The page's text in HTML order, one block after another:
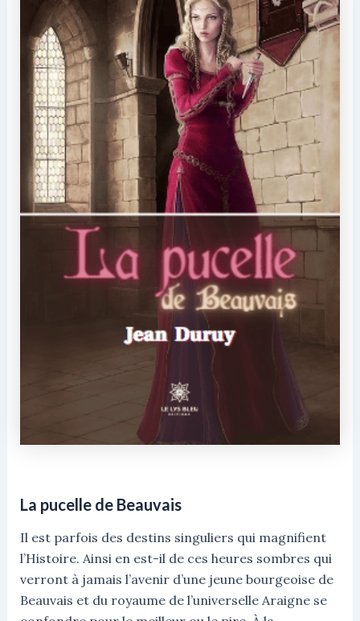
La pucelle de Beauvais
Il est parfois des destins singuliers qui magnifient
l’Histoire. Ainsi en est-il de ces heures sombres qui
verront à jamais l’avenir d’une jeune bourgeoise de
Beauvais et du royaume de l’universelle Araigne se